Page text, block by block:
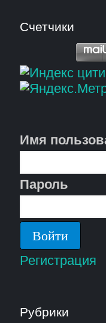
Счетчики
Имя
Пароль
Регистрация
Рубрики